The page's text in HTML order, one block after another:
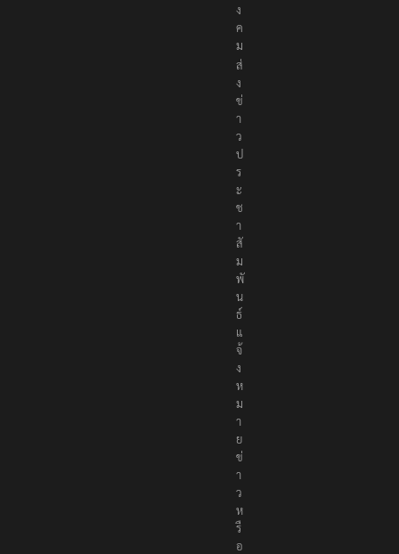
สั
ง
ค
ม
ส่
ง
ข่
า
ว
ป
ร
ะ
ช
า
สั
ม
พั
น
ธ์
แ
จ้
ง
ห
ม
า
ย
ข่
า
ว
ห
รื